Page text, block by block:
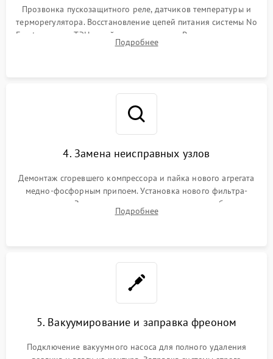
Прозвонка пускозащитного реле, датчиков температуры и
терморегулятора. Восстановление цепей питания системы No
Frost, включая ТЭН оттайки и вентилятор. Ремонт или замена
платы управления при сбоях алгоритмов.
Подробнее
4. Замена неисправных узлов
Демонтаж сгоревшего компрессора и пайка нового агрегата
медно-фосфорным припоем. Установка нового фильтра-
осушителя. Замена изношенных вентиляторов обдува,
сломанных заслонок или поврежденных дверных петель.
Подробнее
5. Вакуумирование и заправка фреоном
Подключение вакуумного насоса для полного удаления